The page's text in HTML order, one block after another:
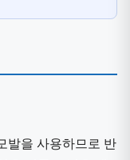
발을 사용하므로 반